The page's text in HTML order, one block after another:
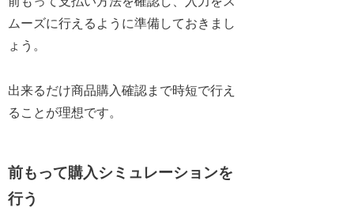
ムーズに行えるように準備しておきまし
ょう。
出来るだけ商品購入確認まで時短で行え
ることが理想です。
前もって購入シミュレーションを
行う